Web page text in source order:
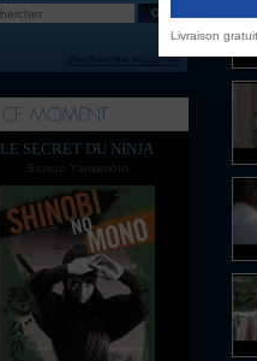
Recherche avancée
LE SECRET DU NINJA
Satsuo Yamamoto
Livraison